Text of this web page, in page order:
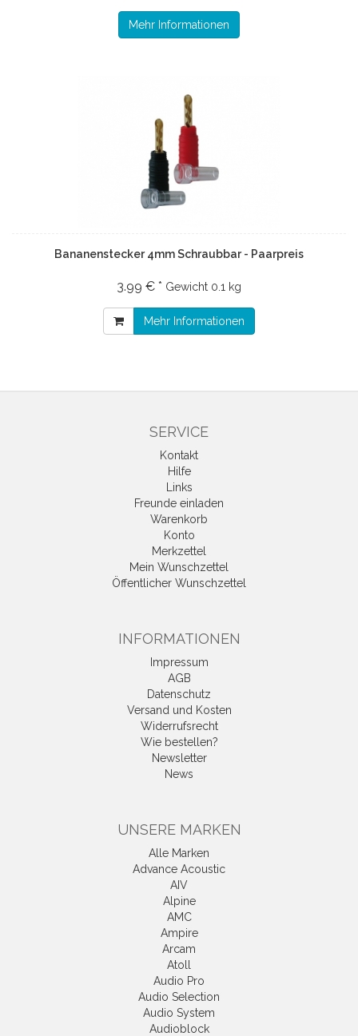
Mehr Informationen
Bananenstecker 4mm Schraubbar - Paarpreis
3.99 € * Gewicht 0.1 kg
Mehr Informationen
SERVICE
Kontakt
Hilfe
Links
Freunde einladen
Warenkorb
Konto
Merkzettel
Mein Wunschzettel
Öffentlicher Wunschzettel
INFORMATIONEN
Impressum
AGB
Datenschutz
Versand und Kosten
Widerrufsrecht
Wie bestellen?
Newsletter
News
UNSERE MARKEN
Alle Marken
Advance Acoustic
AIV
Alpine
AMC
Ampire
Arcam
Atoll
Audio Pro
Audio Selection
Audio System
Audioblock